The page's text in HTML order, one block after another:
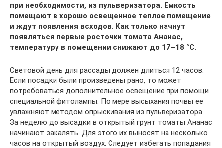
при необходимости, из пульверизатора. Емкость
помещают в хорошо освещенное теплое помещение
и ждут появления всходов. Как только начнут
появляться первые росточки томата Ананас,
температуру в помещении снижают до 17–18 °С.
Световой день для рассады должен длиться 12 часов.
Если посадки были произведены рано, то может
потребоваться дополнительное освещение при помощи
специальной фитолампы. По мере высыхания почвы ее
увлажняют методом опрыскивания из пульверизатора.
За неделю до высадки в открытый грунт томаты Ананас
начинают закалять. Для этого их выносят на несколько
часов на открытый воздух. Следует избегать попадания